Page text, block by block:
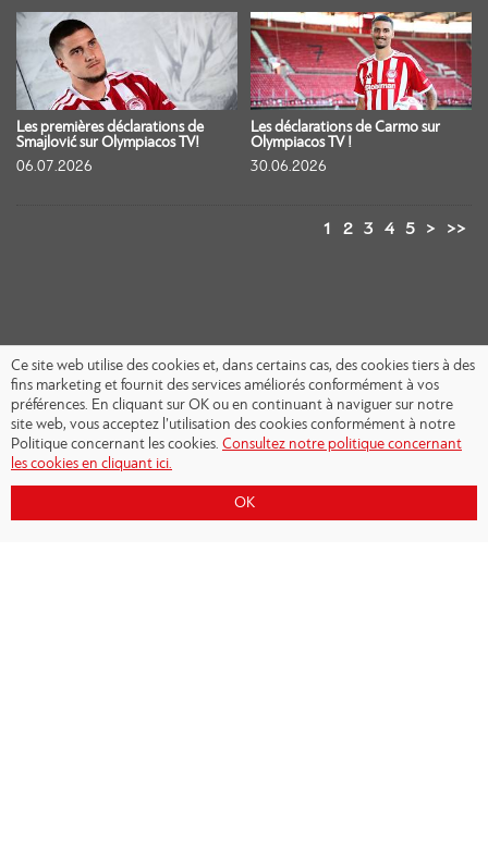
Les premières déclarations de
Smajlović sur Olympiacos TV!
06.07.2026
Les déclarations de Carmo sur
Olympiacos TV !
30.06.2026
1 2 3 4 5 > >>
Ce site web utilise des cookies et, dans certains cas, des cookies tiers à des
fins marketing et fournit des services améliorés conformément à vos
préférences. En cliquant sur OK ou en continuant à naviguer sur notre
site web, vous acceptez l’utilisation des cookies conformément à notre
Politique concernant les cookies. Consultez notre politique concernant
les cookies en cliquant ici.
OK